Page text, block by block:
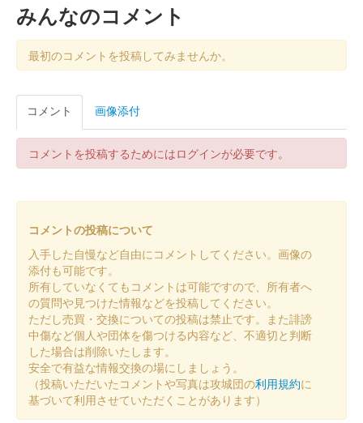
赤亀版
厩橋城（前橋城） 御城印
北条高広版
前橋城 御城印
前橋城 御城印
前橋城 御城印 令和七年秋限定版
前橋城 御城印 復元図版
みんなのコメント
最初のコメントを投稿してみませんか。
コメント 画像添付
コメントを投稿するためにはログインが必要です。
コメントの投稿について
入手した自慢など自由にコメントしてください。画像の
添付も可能です。
所有していなくてもコメントは可能ですので、所有者へ
の質問や見つけた情報などを投稿してください。
ただし売買・交換についての投稿は禁止です。また誹謗
中傷など個人や団体を傷つける内容など、不適切と判断
した場合は削除いたします。
安全で有益な情報交換の場にしましょう。
（投稿いただいたコメントや写真は攻城団の利用規約に
基づいて利用させていただくことがあります）